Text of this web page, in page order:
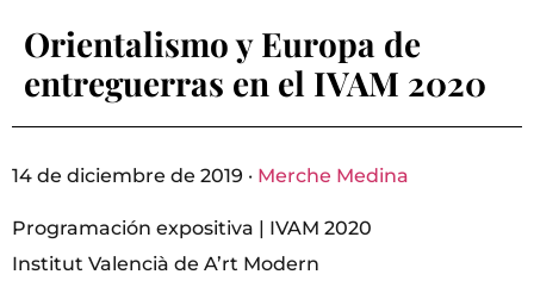
Orientalismo y Europa de
entreguerras en el IVAM 2020
14 de diciembre de 2019 · Merche Medina
Programación expositiva | IVAM 2020
Institut Valencià de A’rt Modern